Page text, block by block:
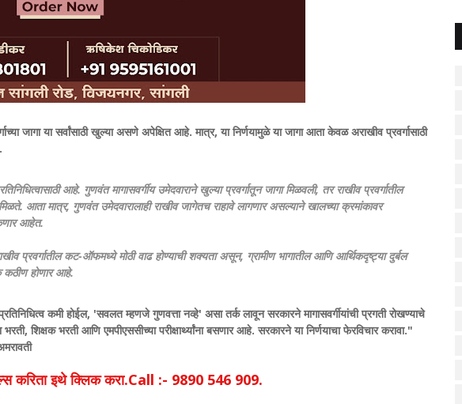
जागा या सर्वांसाठी खुल्या असणे अपेक्षित आहे. मात्र, या निर्णयामुळे या जागा आता केवळ अराखीव प्रवर्गासाठी
आहे. गुणवंत मागासवर्गीय उमेदवाराने खुल्या प्रवर्गातून जागा मिळवली, तर राखीव प्रवर्गातील
मिळते. आता मात्र, गुणवंत उमेदवारालाही राखीव जागेतच राहावे लागणार असल्याने खालच्या क्रमांकावर
आहेत.
प्रवर्गातील कट-ऑफमध्ये मोठी वाढ होण्याची शक्यता असून, ग्रामीण भागातील आणि आर्थिकदृष्ट्या दुर्बल
कठीण होणार आहे.
कमी होईल, 'सवलत म्हणजे गुणवत्ता नव्हे' असा तर्क लावून सरकारने मागासवर्गीयांची प्रगती रोखण्याचे
शिक्षक भरती आणि एमपीएससीच्या परीक्षार्थ्यांना बसणार आहे. सरकारने या निर्णयाचा फेरविचार करावा."
करिता इथे क्लिक करा.Call :- 9890 546 909.